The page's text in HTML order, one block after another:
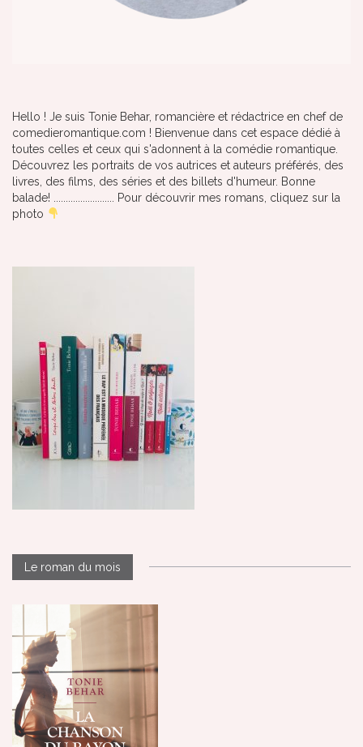
Hello ! Je suis Tonie Behar, romancière et rédactrice en chef de
comedieromantique.com ! Bienvenue dans cet espace dédié à
toutes celles et ceux qui s'adonnent à la comédie romantique.
Découvrez les portraits de vos autrices et auteurs préférés, des
livres, des films, des séries et des billets d'humeur. Bonne
balade! ......................... Pour découvrir mes romans, cliquez sur la
photo
Le roman du mois